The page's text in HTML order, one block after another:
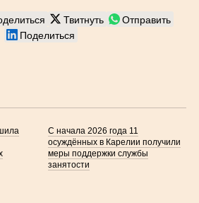
Твитнуть
Отправить
Поделиться
С начала 2026 года 11
осуждённых в Карелии получили
меры поддержки службы
занятости